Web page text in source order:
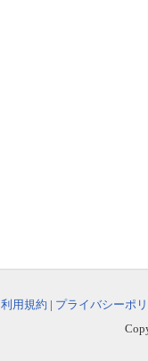
利用規約 | プライバシーポ